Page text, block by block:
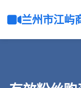
兰州市江屿